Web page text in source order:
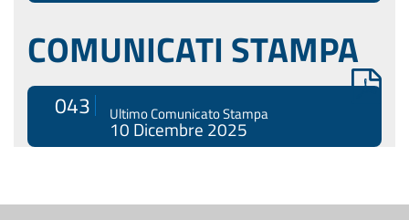
COMUNICATI STAMPA
043 Ultimo Comunicato Stampa
10 Dicembre 2025